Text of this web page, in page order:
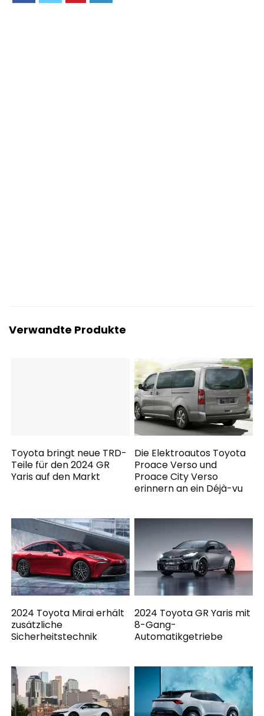
Verwandte Produkte
Toyota bringt neue TRD-
Teile für den 2024 GR
Yaris auf den Markt
Die Elektroautos Toyota
Proace Verso und
Proace City Verso
erinnern an ein Déjà-vu
2024 Toyota Mirai erhält
zusätzliche
Sicherheitstechnik
2024 Toyota GR Yaris mit
8-Gang-
Automatikgetriebe